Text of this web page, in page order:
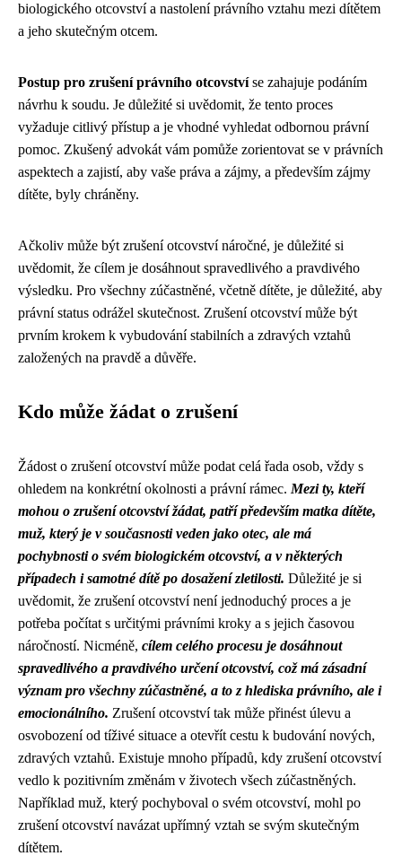
biologického otcovství a nastolení právního vztahu mezi dítětem
a jeho skutečným otcem.
Postup pro zrušení právního otcovstvíse zahajuje podáním
návrhu k soudu. Je důležité si uvědomit, že tento proces
vyžaduje citlivý přístup a je vhodné vyhledat odbornou právní
pomoc. Zkušený advokát vám pomůže zorientovat se v právních
aspektech a zajistí, aby vaše práva a zájmy, a především zájmy
dítěte, byly chráněny.
Ačkoliv může být zrušení otcovství náročné, je důležité si
uvědomit, že cílem je dosáhnout spravedlivého a pravdivého
výsledku. Pro všechny zúčastněné, včetně dítěte, je důležité, aby
právní status odrážel skutečnost. Zrušení otcovství může být
prvním krokem k vybudování stabilních a zdravých vztahů
založených na pravdě a důvěře.
Kdo může žádat o zrušení
Žádost o zrušení otcovství může podat celá řada osob, vždy s
ohledem na konkrétní okolnosti a právní rámec. Mezi ty, kteří
mohou o zrušení otcovství žádat, patří především matka dítěte,
muž, který je v současnosti veden jako otec, ale má
pochybnosti o svém biologickém otcovství, a v některých
případech i samotné dítě po dosažení zletilosti. Důležité je si
uvědomit, že zrušení otcovství není jednoduchý proces a je
potřeba počítat s určitými právními kroky a s jejich časovou
náročností. Nicméně, cílem celého procesu je dosáhnout
spravedlivého a pravdivého určení otcovství, což má zásadní
význam pro všechny zúčastněné, a to z hlediska právního, ale i
emocionálního. Zrušení otcovství tak může přinést úlevu a
osvobození od tíživé situace a otevřít cestu k budování nových,
zdravých vztahů. Existuje mnoho případů, kdy zrušení otcovství
vedlo k pozitivním změnám v životech všech zúčastněných.
Například muž, který pochyboval o svém otcovství, mohl po
zrušení otcovství navázat upřímný vztah se svým skutečným
dítětem.